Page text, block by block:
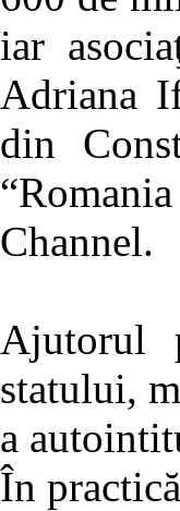
iar
Adriana
din
Channel.
Ajutorul
statului,
a
În